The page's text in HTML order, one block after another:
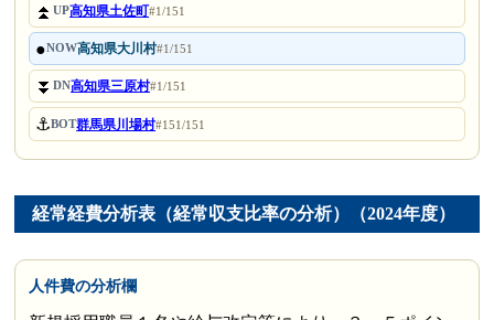
⏫UP高知県土佐町#1/151
●NOW高知県大川村#1/151
⏬DN高知県三原村#1/151
⚓BOT群馬県川場村#151/151
経常経費分析表（経常収支比率の分析）（2024年度）
人件費の分析欄